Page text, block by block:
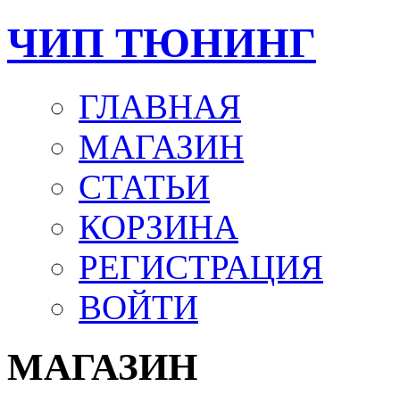
ЧИП ТЮНИНГ
ГЛАВНАЯ
МАГАЗИН
СТАТЬИ
КОРЗИНА
РЕГИСТРАЦИЯ
ВОЙТИ
МАГАЗИН